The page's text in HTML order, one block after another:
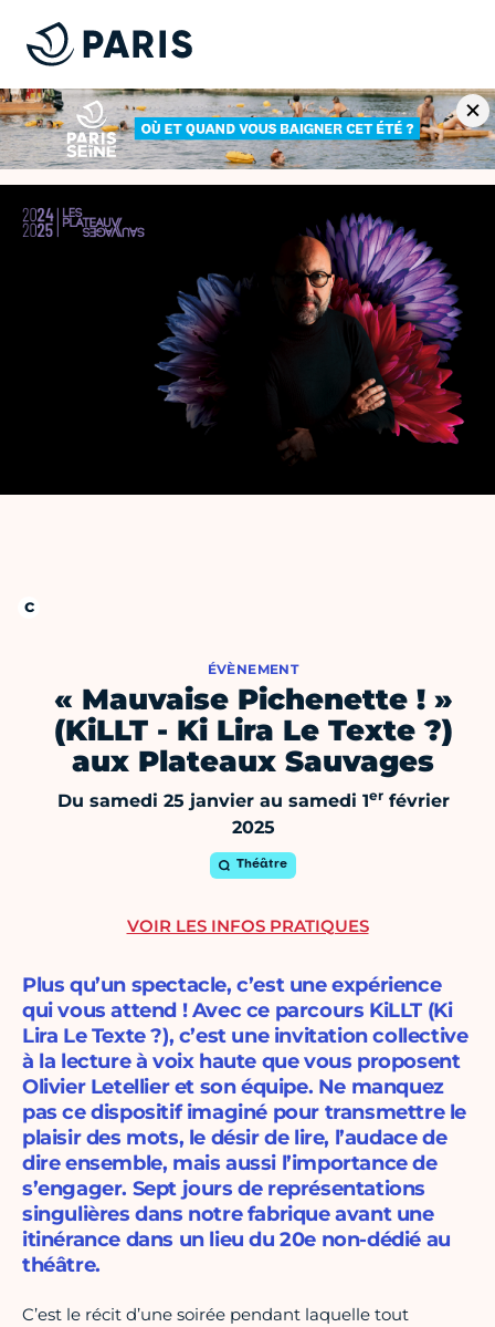
ÉVÈNEMENT
« Mauvaise Pichenette ! »
(KiLLT - Ki Lira Le Texte ?)
aux Plateaux Sauvages
Du samedi 25 janvier au samedi 1erfévrier
2025
Théâtre
Plus qu’un spectacle, c’est une expérience
qui vous attend ! Avec ce parcours KiLLT (Ki
Lira Le Texte ?), c’est une invitation collective
à la lecture à voix haute que vous proposent
Olivier Letellier et son équipe. Ne manquez
pas ce dispositif imaginé pour transmettre le
plaisir des mots, le désir de lire, l’audace de
dire ensemble, mais aussi l’importance de
s’engager. Sept jours de représentations
singulières dans notre fabrique avant une
itinérance dans un lieu du 20e non-dédié au
théâtre.
C’est le récit d’une soirée pendant laquelle tout
VOIR LES INFOS PRATIQUES